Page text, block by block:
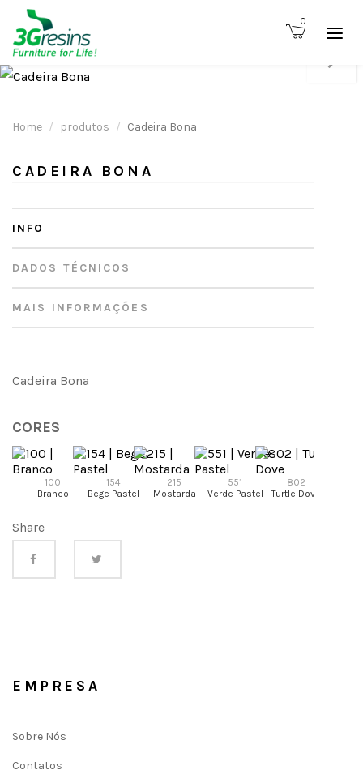
0
Home produtos Cadeira Bona
CADEIRA BONA
INFO
DADOS TÉCNICOS
MAIS INFORMAÇÕES
Cadeira Bona
CORES
100
Branco
154
Bege Pastel
215
Mostarda
551
Verde Pastel
802
Turtle Dove
Share
EMPRESA
Sobre Nós
Contatos